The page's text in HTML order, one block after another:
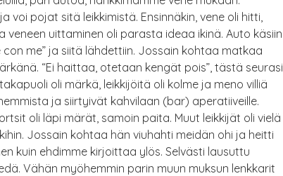
voi pojat sitä leikkimistä. Ensinnäkin, vene oli hitti,
uittaminen oli parasta ideaa ikinä. Auto käsiin
me” ja siitä lähdettiin. Jossain kohtaa matkaa
“Ei haittaa, otetaan kengät pois”, tästä seurasi
oli märkä, leikkijöitä oli kolme ja meno villiä
ja siirtyivät kahvilaan (bar) aperatiiveille.
oli läpi märät, samoin paita. Muut leikkijät oli vielä
Jossain kohtaa hän viuhahti meidän ohi ja heitti
kuin ehdimme kirjoittaa ylös. Selvästi lausuttu
Vähän myöhemmin parin muun muksun lenkkarit